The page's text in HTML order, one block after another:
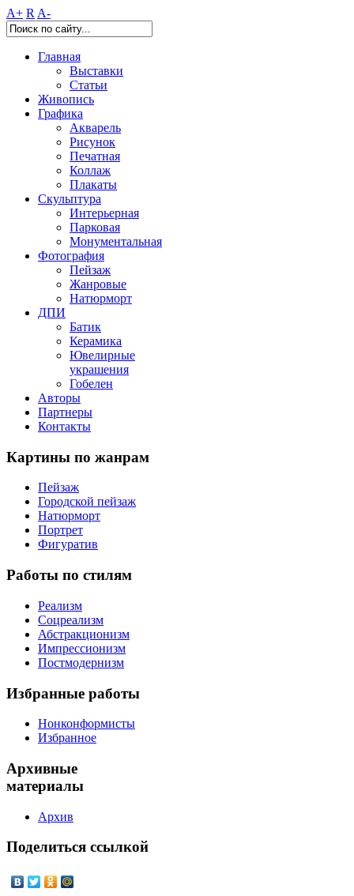
A+ R A-
Главная
Выставки
Статьи
Живопись
Графика
Акварель
Рисунок
Печатная
Коллаж
Плакаты
Скульптура
Интерьерная
Парковая
Монументальная
Фотография
Пейзаж
Жанровые
Натюрморт
ДПИ
Батик
Керамика
Ювелирные
украшения
Гобелен
Авторы
Партнеры
Контакты
Картины по жанрам
Пейзаж
Городской пейзаж
Натюрморт
Портрет
Фигуратив
Работы по стилям
Реализм
Соцреализм
Абстракционизм
Импрессионизм
Постмодернизм
Избранные работы
Нонконформисты
Избранное
Архивные
материалы
Архив
Поделиться ссылкой